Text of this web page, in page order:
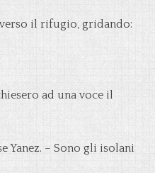
il rifugio, gridando:
ad una voce il
Yanez. – Sono gli isolani